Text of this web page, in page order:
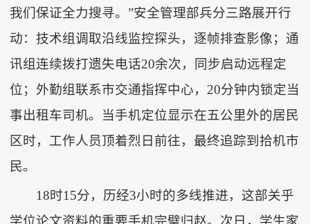
我们保证全力搜寻。”安全管理部兵分三路展开行
动：技术组调取沿线监控探头，逐帧排查影像；通
讯组连续拨打遗失电话20余次，同步启动远程定
位；外勤组联系市交通指挥中心，20分钟内锁定当
事出租车司机。当手机定位显示在五公里外的居民
区时，工作人员顶着烈日前往，最终追踪到拾机市
民。
18时15分，历经3小时的多线推进，这部关乎
学位论文资料的重要手机完璧归赵。次日，学生家